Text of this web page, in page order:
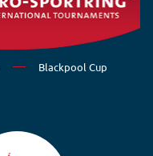
Blackpool Cup